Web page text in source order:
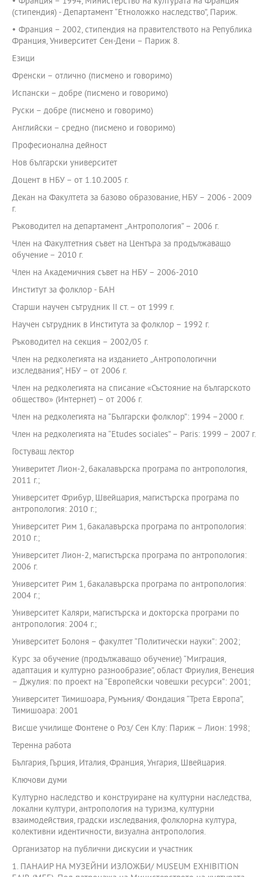
(стипендия) - Департамент “Етноложко наследство”, Париж.
• Франция – 2002, стипендия на правителството на Република
Франция, Университет Сен-Дени – Париж 8.
Езици
Френски – отлично (писмено и говоримо)
Испански – добре (писмено и говоримо)
Руски – добре (писмено и говоримо)
Английски – средно (писмено и говоримо)
Професионална дейност
Нов български университет
Доцент в НБУ – от 1.10.2005 г.
Декан на Факултета за базово образование, НБУ – 2006 - 2009
г.
Ръководител на департамент „Антропология” – 2006 г.
Член на Факултетния съвет на Центъра за продължаващо
обучение – 2010 г.
Член на Академичния съвет на НБУ – 2006-2010
Институт за фолклор - БАН
Старши научен сътрудник ІІ ст. – от 1999 г.
Научен сътрудник в Института за фолклор – 1992 г.
Ръководител на секция – 2002/05 г.
Член на редколегията на изданието „Антропологични
изследвания”, НБУ – от 2006 г.
Член на редколегията на списание «Състояние на българското
общество» (Интернет) – от 2006 г.
Член на редколегията на “Български фолклор”: 1994 –2000 г.
Член на редколегията на “Etudes sociales” – Paris: 1999 – 2007 г.
Гостуващ лектор
Универитет Лион-2, бакалавърска програма по антропология,
2011 г.;
Университет Фрибур, Швейцария, магистърска програма по
антропология: 2010 г.;
Университет Рим 1, бакалавърска програма по антропология:
2010 г.;
Университет Лион-2, магистърска програма по антропология:
2006 г.
Университет Рим 1, бакалавърска програма по антропология:
2004 г.;
Университет Каляри, магистърска и докторска програми по
антропология: 2004 г.;
Университет Болоня – факултет “Политически науки”: 2002;
Курс за обучение (продължаващо обучение) “Миграция,
адаптация и културно разнообразие”, област Фриулия, Венеция
– Джулия: по проект на “Европейски човешки ресурси”: 2001;
Университет Тимишоара, Румъния/ Фондация “Трета Европа”,
Тимишоара: 2001
Висше училище Фонтене о Роз/ Сен Клу: Париж – Лион: 1998;
Теренна работа
България, Гърция, Италия, Франция, Унгария, Швейцария.
Ключови думи
Културно наследство и конструиране на културни наследства,
локални култури, антропология на туризма, културни
взаимодействия, градски изследвания, фолклорна култура,
колективни идентичности, визуална антропология.
Организатор на публични дискусии и участник
1. ПАНАИР НА МУЗЕЙНИ ИЗЛОЖБИ/ MUSEUM EXHIBITION